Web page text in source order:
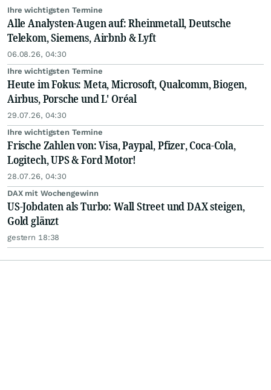
Ihre wichtigsten Termine
Alle Analysten-Augen auf: Rheinmetall, Deutsche
Telekom, Siemens, Airbnb & Lyft
06.08.26, 04:30
Ihre wichtigsten Termine
Heute im Fokus: Meta, Microsoft, Qualcomm, Biogen,
Airbus, Porsche und L' Oréal
29.07.26, 04:30
Ihre wichtigsten Termine
Frische Zahlen von: Visa, Paypal, Pfizer, Coca-Cola,
Logitech, UPS & Ford Motor!
28.07.26, 04:30
DAX mit Wochengewinn
US-Jobdaten als Turbo: Wall Street und DAX steigen,
Gold glänzt
gestern 18:38